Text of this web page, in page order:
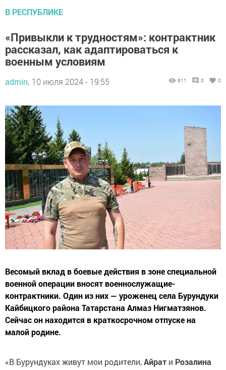
В РЕСПУБЛИКЕ
«Привыкли к трудностям»: контрактник
рассказал, как адаптироваться к
военным условиям
admin, 10 июля 2024 - 19:55 611 0 0
Весомый вклад в боевые действия в зоне специальной
военной операции вносят военнослужащие-
контрактники. Один из них — уроженец села Бурундуки
Кайбицкого района Татарстана Алмаз Нигматзянов.
Сейчас он находится в краткосрочном отпуске на
малой родине.
«В Бурундуках живут мои родители,Айрат и Розалина